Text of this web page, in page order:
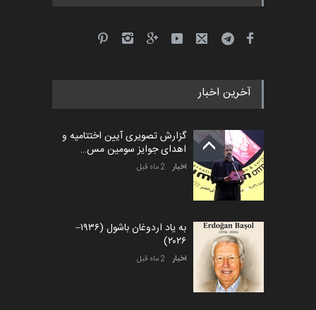
آخرین اخبار
گزارش تصویری آیین اختتامیه و
اهدای جوایز سومین مس…
اخبار 2 ماه قبل
به یاد اردوغان باشول (۱۹۳۶–
۲۰۲۶)
اخبار 2 ماه قبل